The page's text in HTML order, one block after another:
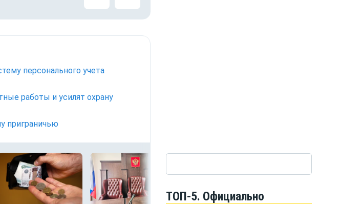
персонального учета
работы и усилят охрану
приграничью
ТОП-5. Официально